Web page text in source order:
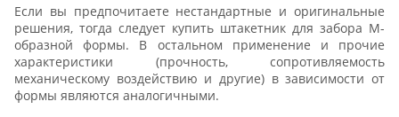
Если вы предпочитаете нестандартные и оригинальные
решения, тогда следует купить штакетник для забора М-
образной формы. В остальном применение и прочие
характеристики (прочность, сопротивляемость
механическому воздействию и другие) в зависимости от
формы являются аналогичными.